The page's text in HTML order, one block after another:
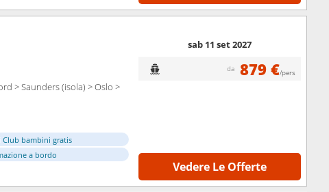
> Saunders (isola) > Oslo >
Club bambini gratis
a bordo
sab 11 set 2027
da 879 €/pers
Vedere Le Offerte